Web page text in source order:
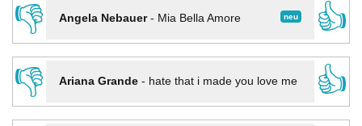
👎 neu
Angela Nebauer- Mia Bella Amore
👍
👎
Ariana Grande- hate that i made you love me
👍